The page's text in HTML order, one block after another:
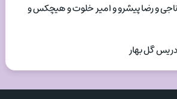
و رضا پیشرو و امیر خلوت و هیچکس و
گل بهار